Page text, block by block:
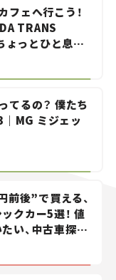
フェへ行こう！
TRANS
ょっとひと息。
クルマでどうす
てるの？ 僕たち
MG ミジェッ
後”で買える、
クカー5選！ 値
い、中古車探し
っとイケてるマ